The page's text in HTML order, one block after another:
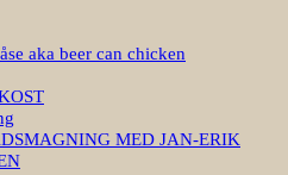
aka beer can chicken
MED JAN-ERIK